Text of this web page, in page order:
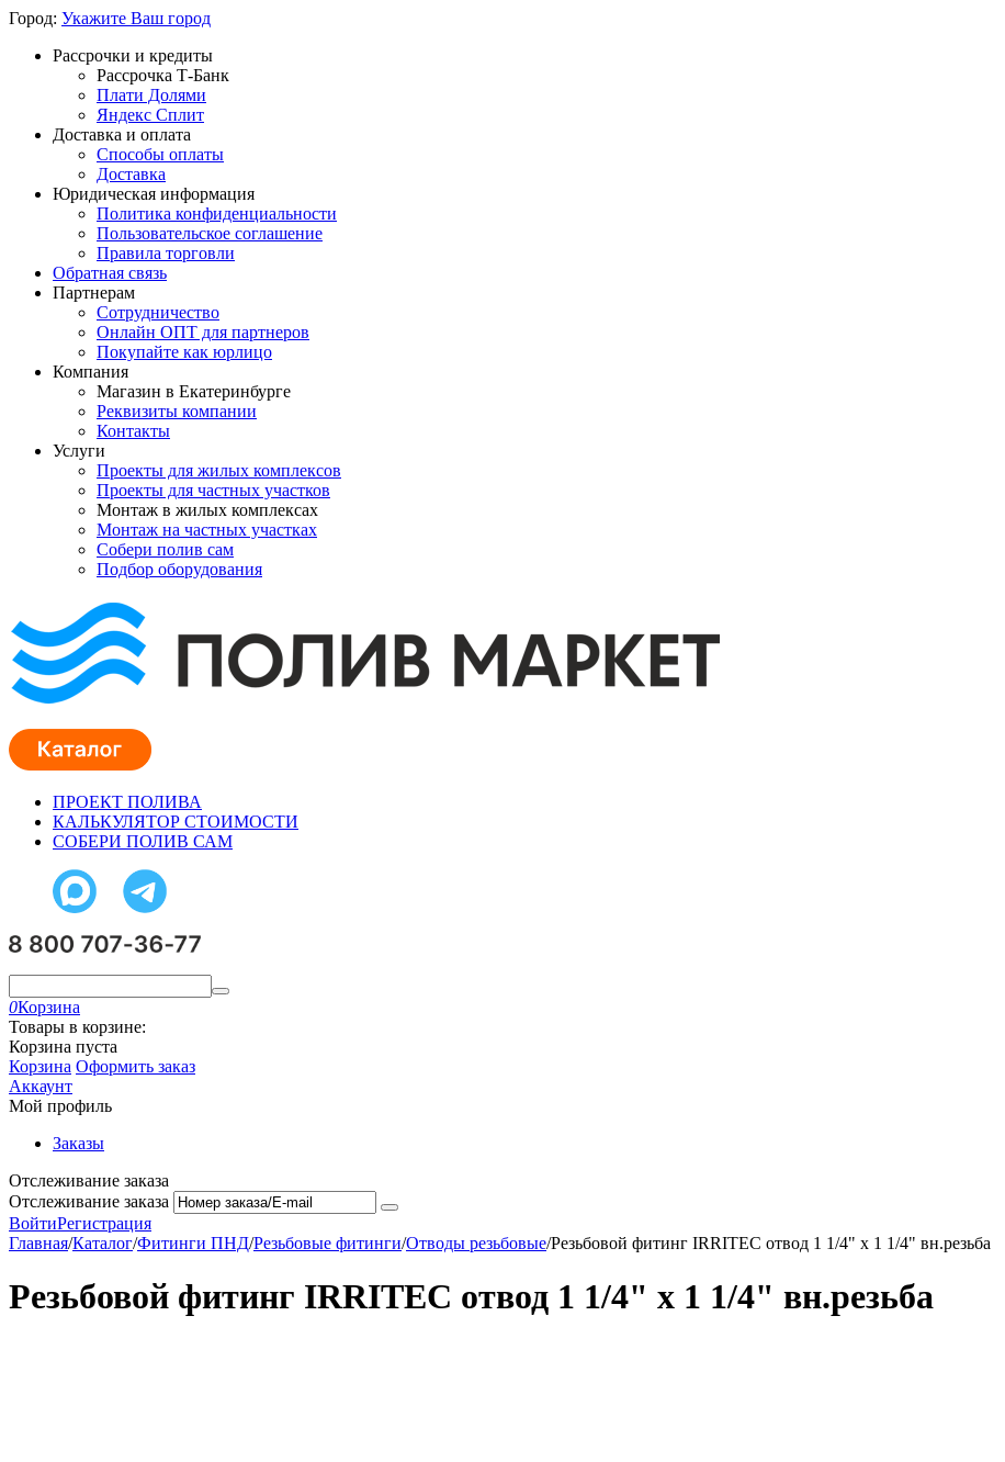
Город: Укажите Ваш город
Рассрочки и кредиты
Рассрочка Т-Банк
Плати Долями
Яндекс Сплит
Доставка и оплата
Способы оплаты
Доставка
Юридическая информация
Политика конфиденциальности
Пользовательское соглашение
Правила торговли
Обратная связь
Партнерам
Сотрудничество
Онлайн ОПТ для партнеров
Покупайте как юрлицо
Компания
Магазин в Екатеринбурге
Реквизиты компании
Контакты
Услуги
Проекты для жилых комплексов
Проекты для частных участков
Монтаж в жилых комплексах
Монтаж на частных участках
Собери полив сам
Подбор оборудования
ПРОЕКТ ПОЛИВА
КАЛЬКУЛЯТОР СТОИМОСТИ
СОБЕРИ ПОЛИВ САМ
0Корзина
Товары в корзине:
Корзина пуста
Корзина Оформить заказ
Аккаунт
Мой профиль
Заказы
Отслеживание заказа
Отслеживание заказа
ВойтиРегистрация
Главная/Каталог/Фитинги ПНД/Резьбовые фитинги/Отводы резьбовые/Резьбовой фитинг IRRITEC отвод 1 1/4" х 1 1/4" вн.резьба
Резьбовой фитинг IRRITEC отвод 1 1/4" х 1 1/4" вн.резьба